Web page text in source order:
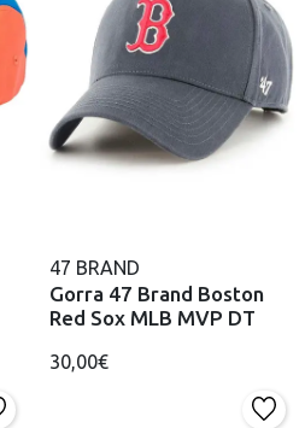
47 BRAND
Gorra 47 Brand Boston
Red Sox MLB MVP DT
30,00€